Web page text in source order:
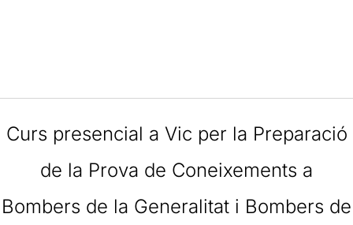
Curs presencial a Vic per la Preparació
de la Prova de Coneixements a
Bombers de la Generalitat i Bombers de